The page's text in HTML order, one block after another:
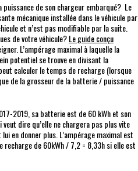
de son chargeur embarqué? Le
mécanique installée dans le véhicule par
et n’est pas modifiable par la suite.
de votre véhicule?Le guide conçu
L’ampérage maximal à laquelle la
potentiel se trouve en divisant la
calculer le temps de recharge (lorsque
de la grosseur de la batterie / puissance
2019, sa batterie est de 60 kWh et son
dire qu’elle ne chargera pas plus vite
en donner plus. L’ampérage maximal est
de 60kWh / 7,2 = 8,33h si elle est